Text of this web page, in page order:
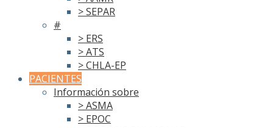
> SEPAR
#
> ERS
> ATS
> CHLA-EP
PACIENTES
Información sobre
> ASMA
> EPOC